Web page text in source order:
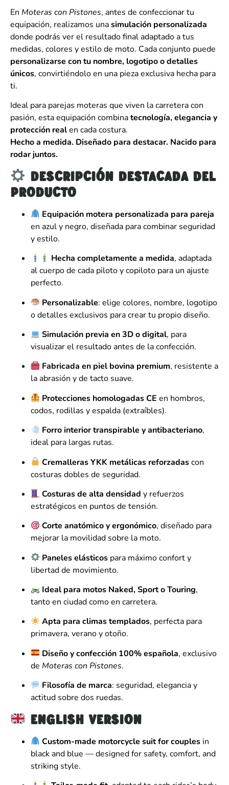
En Moteras con Pistones, antes de confeccionar tu
equipación, realizamos unasimulación personalizada
donde podrás ver el resultado final adaptado a tus
medidas, colores y estilo de moto. Cada conjunto puede
personalizarse con tu nombre, logotipo o detalles
únicos, convirtiéndolo en una pieza exclusiva hecha para
ti.
Ideal para parejas moteras que viven la carretera con
pasión, esta equipación combinatecnología, elegancia y
protección realen cada costura.
Hecho a medida. Diseñado para destacar. Nacido para
rodar juntos.
Descripción destacada del
producto
Equipación motera personalizada para pareja
en azul y negro, diseñada para combinar seguridad
y estilo.
Hecha completamente a medida, adaptada
al cuerpo de cada piloto y copiloto para un ajuste
perfecto.
Personalizable: elige colores, nombre, logotipo
o detalles exclusivos para crear tu propio diseño.
Simulación previa en 3D o digital, para
visualizar el resultado antes de la confección.
Fabricada en piel bovina premium, resistente a
la abrasión y de tacto suave.
Protecciones homologadas CE en hombros,
codos, rodillas y espalda (extraíbles).
Forro interior transpirable y antibacteriano,
ideal para largas rutas.
Cremalleras YKK metálicas reforzadascon
costuras dobles de seguridad.
Costuras de alta densidad y refuerzos
estratégicos en puntos de tensión.
Corte anatómico y ergonómico, diseñado para
mejorar la movilidad sobre la moto.
Paneles elásticos para máximo confort y
libertad de movimiento.
Ideal para motos Naked, Sport o Touring,
tanto en ciudad como en carretera.
Apta para climas templados, perfecta para
primavera, verano y otoño.
Diseño y confección 100% española, exclusivo
de Moteras con Pistones.
Filosofía de marca: seguridad, elegancia y
actitud sobre dos ruedas.
English Version
Custom-made motorcycle suit for couples in
black and blue — designed for safety, comfort, and
striking style.